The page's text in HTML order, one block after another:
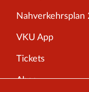
Nahverkehrsplan
VKU App
Tickets
Abos